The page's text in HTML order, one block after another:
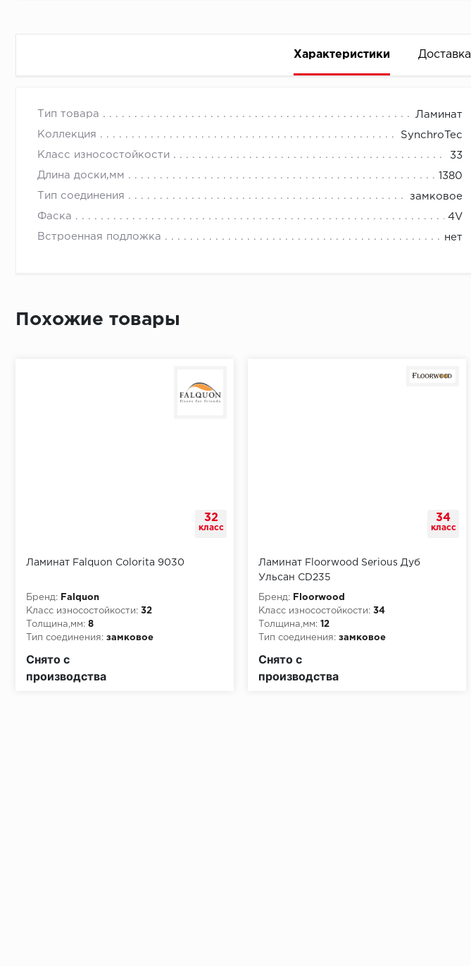
Характеристики Доставка
Тип товара Ламинат
Коллекция SynchroTec
Класс износостойкости 33
Длина доски,мм 1380
Тип соединения замковое
Фаска 4V
Встроенная подложка нет
Время доставки
Условия доставки
Первый ряд:
Начало второго (и последующих) ряда:
Похожие товары
32
класс
Ламинат Falquon Colorita 9030
Бренд:
Falquon
Класс износостойкости: 32
Толщина,мм: 8
Тип соединения: замковое
Снято с
производства
34
класс
Ламинат Floorwood Serious Дуб
Ульсан CD235
Бренд:
Floorwood
Класс износостойкости: 34
Толщина,мм: 12
Тип соединения: замковое
Снято с
производства